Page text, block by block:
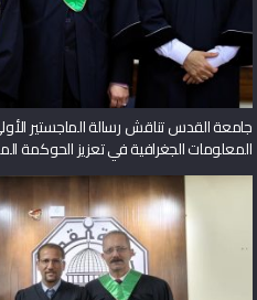
جامعة القدس تناقش رسالة الماجستير
المعلومات الجغرافية في تعزيز الحوكمة